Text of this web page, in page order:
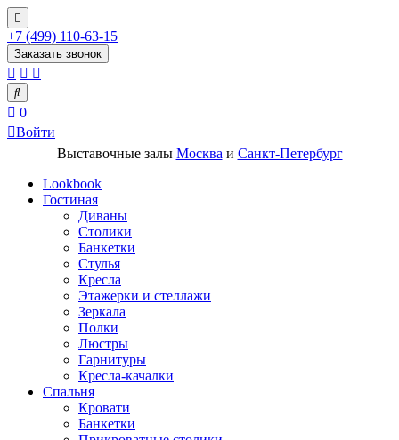
+7 (499) 110-63-15
Заказать звонок
0
Войти
Выставочные залы Москва и Санкт-Петербург
Lookbook
Гостиная
Диваны
Столики
Банкетки
Стулья
Кресла
Этажерки и стеллажи
Зеркала
Полки
Люстры
Гарнитуры
Кресла-качалки
Спальня
Кровати
Банкетки